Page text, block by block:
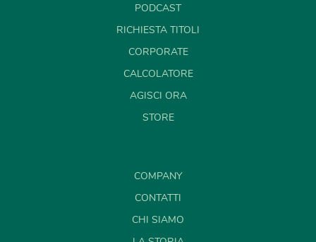
PODCAST
RICHIESTA TITOLI
CORPORATE
CALCOLATORE
AGISCI ORA
STORE
COMPANY
CONTATTI
CHI SIAMO